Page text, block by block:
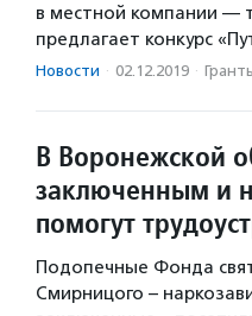
в местной компании —
предлагает конкурс
Новости · 02.12.2019 ·
В Воронежской
заключенным и
помогут
Подопечные Фонда
Смирницого –